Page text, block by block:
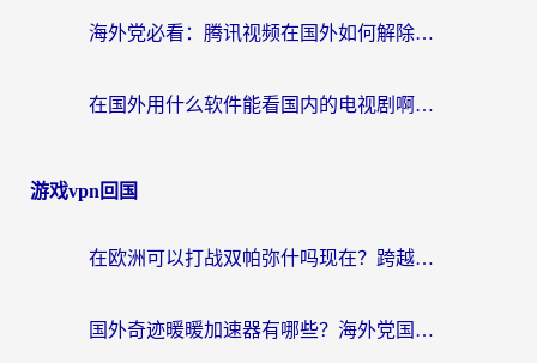
海外党必看：腾讯视频在国外如何解除地域限制？附优酷咪咕使用指南
在国外用什么软件能看国内的电视剧啊？留学生亲测有效的回国加速方案
游戏vpn回国
在欧洲可以打战双帕弥什吗现在？跨越延迟墙的实战指南
国外奇迹暖暖加速器有哪些？海外党国服游戏畅玩终极指南（附亲测推荐）